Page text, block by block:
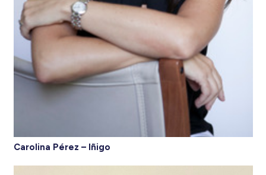
Carolina Pérez – Iñigo